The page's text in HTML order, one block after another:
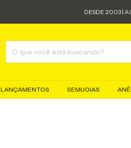
DESDE 2003 |
LANÇAMENTOS SEMIJOIAS